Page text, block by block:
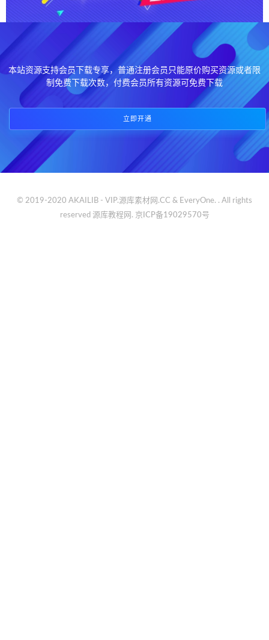
本站资源支持会员下载专享，普通注册会员只能原价购买资源或者限
制免费下载次数，付费会员所有资源可免费下载
立即开通
© 2019-2020 AKAILIB - VIP.源库素材网.CC & EveryOne. . All rights
reserved 源库教程网. 京ICP备19029570号